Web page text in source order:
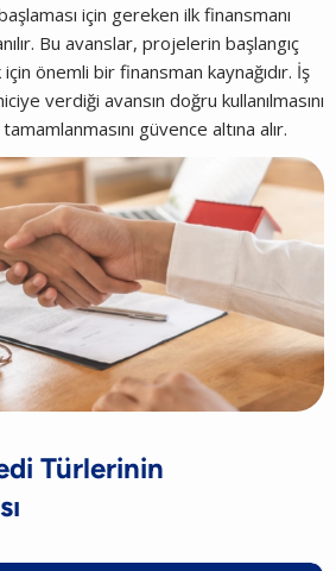
için gereken ilk finansmanı
Bu avanslar, projelerin başlangıç
önemli bir finansman kaynağıdır. İş
verdiği avansın doğru kullanılmasını
güvence altına alır.
Türlerinin